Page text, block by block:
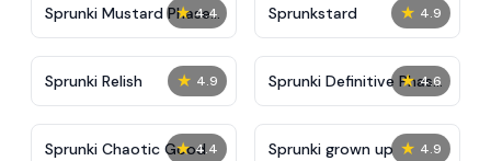
★ 4.4
Sprunki Mustard Phase
2
★ 4.9
Sprunkstard
★ 4.9
Sprunki Relish ★ 4.6
Sprunki Definitive Phase
7
★ 4.4
Sprunki Chaotic Good ★ 4.9
Sprunki grown up